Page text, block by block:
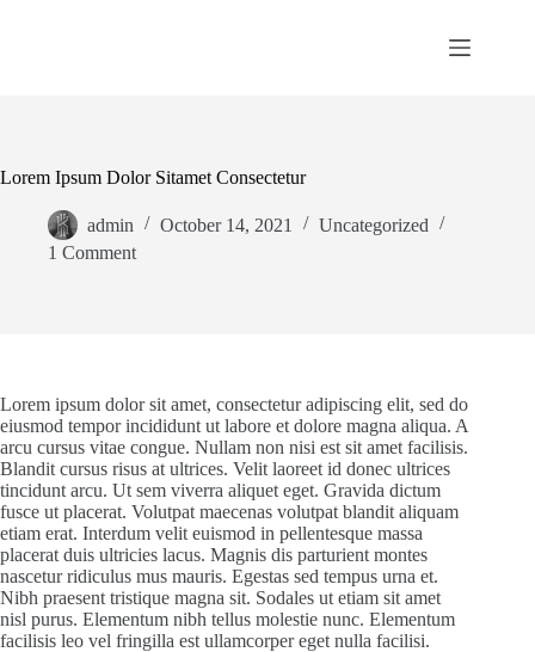
Lorem Ipsum Dolor Sitamet Consectetur
admin October 14, 2021
Uncategorized
1 Comment
Lorem ipsum dolor sit amet, consectetur adipiscing elit, sed do
eiusmod tempor incididunt ut labore et dolore magna aliqua. A
arcu cursus vitae congue. Nullam non nisi est sit amet facilisis.
Blandit cursus risus at ultrices. Velit laoreet id donec ultrices
tincidunt arcu. Ut sem viverra aliquet eget. Gravida dictum
fusce ut placerat. Volutpat maecenas volutpat blandit aliquam
etiam erat. Interdum velit euismod in pellentesque massa
placerat duis ultricies lacus. Magnis dis parturient montes
nascetur ridiculus mus mauris. Egestas sed tempus urna et.
Nibh praesent tristique magna sit. Sodales ut etiam sit amet
nisl purus. Elementum nibh tellus molestie nunc. Elementum
facilisis leo vel fringilla est ullamcorper eget nulla facilisi.